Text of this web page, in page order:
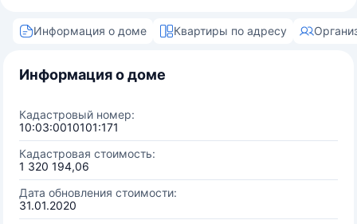
Информация о доме Квартиры по адресу
Информация о доме
Кадастровый номер:
10:03:0010101:171
Кадастровая стоимость:
1 320 194,06
Дата обновления стоимости:
31.01.2020